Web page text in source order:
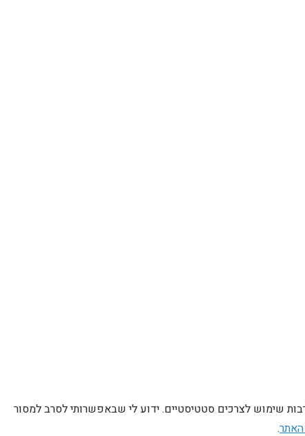
שימוש לצרכים סטטיסטיים. ידוע לי שבאפשרותי לסרב למסור
האתר.